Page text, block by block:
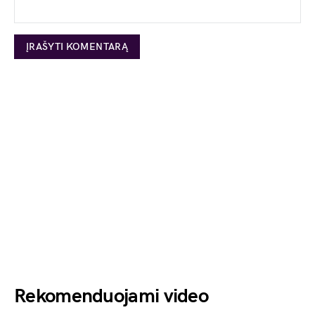
Rekomenduojami video